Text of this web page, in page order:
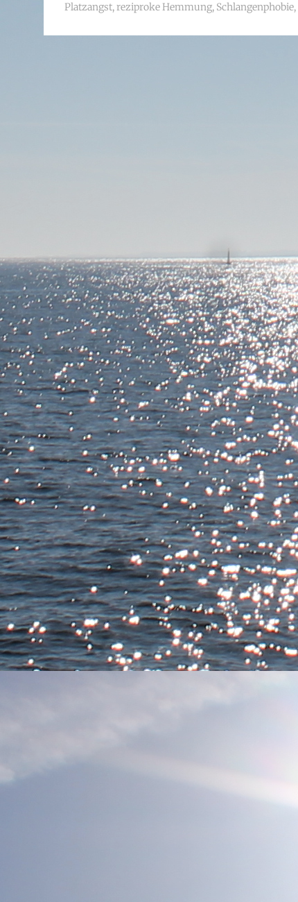
Platzangst,reziproke Hemmung, Schlangenphobie,